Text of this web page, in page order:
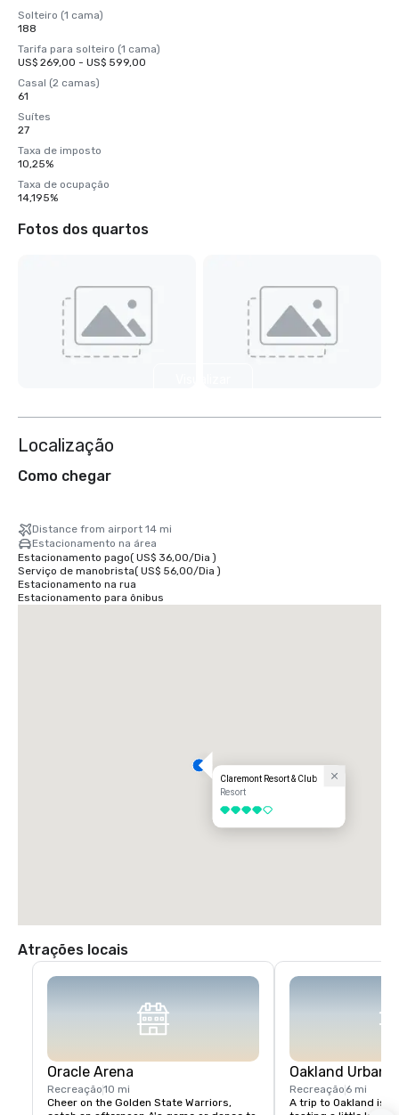
Solteiro (1 cama)
188
Tarifa para solteiro (1 cama)
US$ 269,00 - US$ 599,00
Casal (2 camas)
61
Suítes
27
Taxa de imposto
10,25%
Taxa de ocupação
14,195%
Fotos dos quartos
Localização
Como chegar
Distance from airport 14 mi
Estacionamento na área
Estacionamento pago( US$ 36,00/Dia )
Serviço de manobrista( US$ 56,00/Dia )
Estacionamento na rua
Estacionamento para ônibus
Claremont Resort & Club
Resort
4 de 5
Atrações locais
Oracle Arena
Recreação10 mi
Cheer on the Golden State Warriors,
Oakland Urban
Recreação 6 mi
A trip to Oakland